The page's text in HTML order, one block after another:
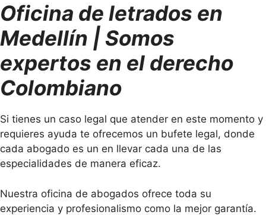
Oficina de letrados en
Medellín | Somos
expertos en el derecho
Colombiano
Si tienes un caso legal que atender en este momento y
requieres ayuda te ofrecemos un bufete legal, donde
cada abogado es un en llevar cada una de las
especialidades de manera eficaz.
Nuestra oficina de abogados ofrece toda su
experiencia y profesionalismo como la mejor garantía.